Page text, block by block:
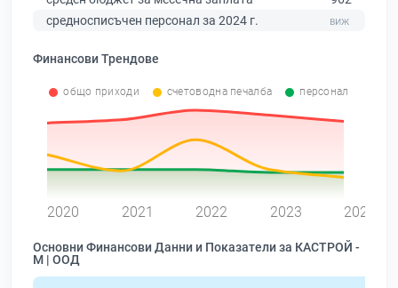
средносписъчен персонал за 2024 г.
Финансови Трендове
общо приходи счетоводна печалба персонал
2020 2021 2022 2023 2024
Основни Финансови Данни и Показатели за КАСТРОЙ -
М | ООД